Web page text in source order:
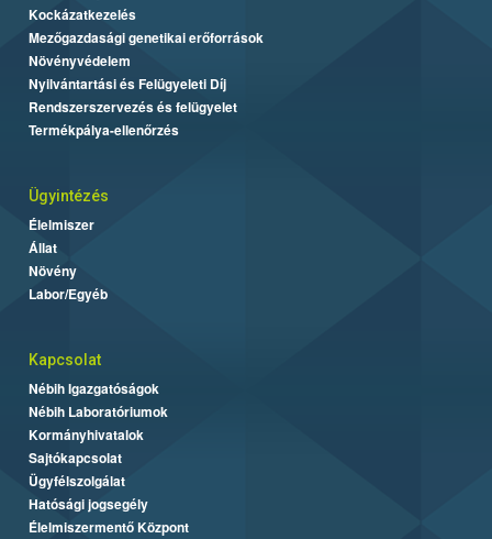
Kockázatkezelés
Mezőgazdasági genetikai erőforrások
Növényvédelem
Nyilvántartási és Felügyeleti Díj
Rendszerszervezés és felügyelet
Termékpálya-ellenőrzés
Ügyintézés
Élelmiszer
Állat
Növény
Labor/Egyéb
Kapcsolat
Nébih Igazgatóságok
Nébih Laboratóriumok
Kormányhivatalok
Sajtókapcsolat
Ügyfélszolgálat
Hatósági jogsegély
Élelmiszermentő Központ